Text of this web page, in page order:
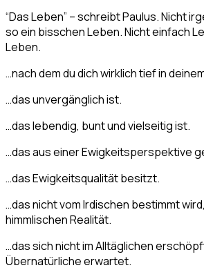
“Das Leben” – schreibt Paulus. Nicht
so ein bisschen Leben. Nicht einfach
Leben.
…nach dem du dich wirklich tief in
…das unvergänglich ist.
…das lebendig, bunt und vielseitig ist.
…das aus einer Ewigkeitsperspektive
…das Ewigkeitsqualität besitzt.
…das nicht vom Irdischen bestimmt
himmlischen Realität.
…das sich nicht im Alltäglichen
Übernatürliche erwartet.